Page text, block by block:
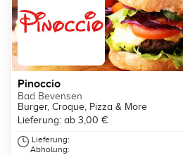
Pinoccio
Bad Bevensen
Burger, Croque, Pizza & More
Lieferung: ab 3,00 €
Lieferung:
Abholung: